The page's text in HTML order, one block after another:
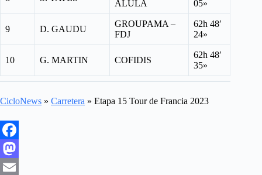
ALULA
05»
9 D. GAUDU
GROUPAMA –
FDJ
62h 48′
24»
10 G. MARTIN COFIDIS
62h 48′
35»
CicloNews » Carretera » Etapa 15 Tour de Francia 2023
F
aM